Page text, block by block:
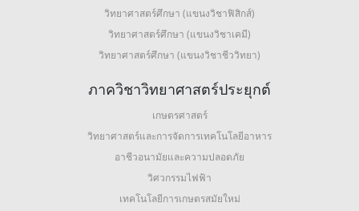
วิทยาศาสตร์ศึกษา (แขนงวิชาฟิสิกส์)
วิทยาศาสตร์ศึกษา (แขนงวิชาเคมี)
วิทยาศาสตร์ศึกษา (แขนงวิชาชีววิทยา)
ภาควิชาวิทยาศาสตร์ประยุกต์
เกษตรศาสตร์
วิทยาศาสตร์และการจัดการเทคโนโลยีอาหาร
อาชีวอนามัยและความปลอดภัย
วิศวกรรมไฟฟ้า
เทคโนโลยีการเกษตรสมัยใหม่